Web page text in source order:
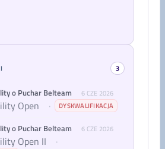
3
o Puchar Belteam 6 CZE 2026
Open · DYSKWALIFIKACJA
o Puchar Belteam 6 CZE 2026
Open II ·